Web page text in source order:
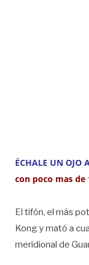
ÉCHALE UN OJO
con poco mas de
El tifón, el más
Kong y mató a
meridional de